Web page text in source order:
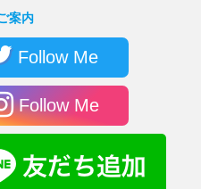
案内
Follow Me
Follow Me